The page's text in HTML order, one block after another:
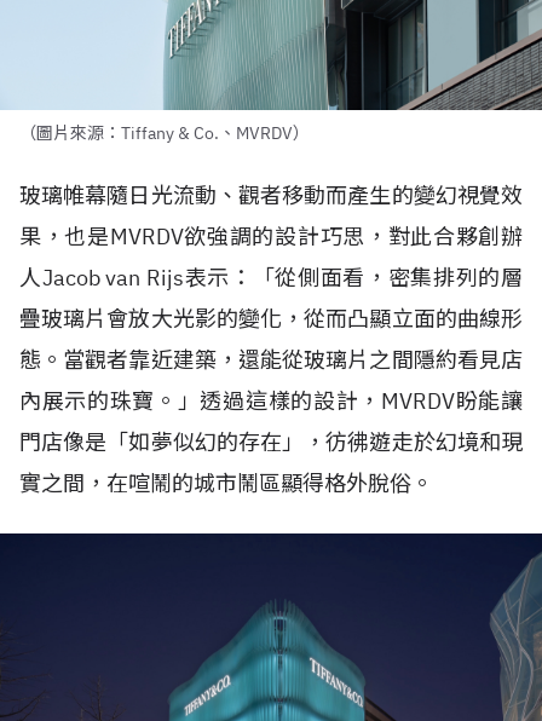
（圖片來源：Tiffany & Co.、MVRDV）
玻璃帷幕隨日光流動、觀者移動而產生的變幻視覺效
果，也是MVRDV欲強調的設計巧思，對此合夥創辦
人Jacob van Rijs表示：「從側面看，密集排列的層
疊玻璃片會放大光影的變化，從而凸顯立面的曲線形
態。當觀者靠近建築，還能從玻璃片之間隱約看見店
內展示的珠寶。」透過這樣的設計， MVRDV盼能讓
門店像是「如夢似幻的存在」，彷彿遊走於幻境和現
實之間，在喧鬧的城市鬧區顯得格外脫俗。